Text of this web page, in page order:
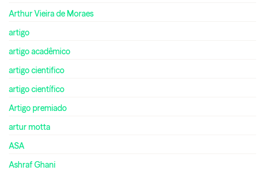
Arthur Vieira de Moraes
artigo
artigo acadêmico
artigo cientifico
artigo científico
Artigo premiado
artur motta
ASA
Ashraf Ghani